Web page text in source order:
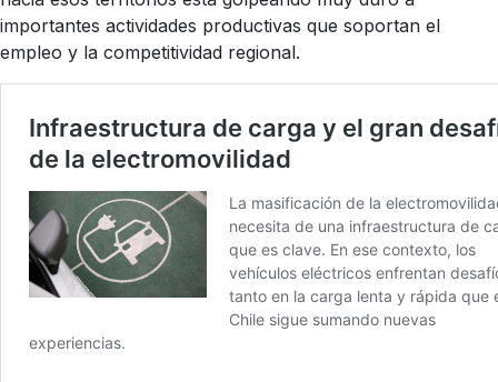
importantes actividades productivas que soportan el
empleo y la competitividad regional.